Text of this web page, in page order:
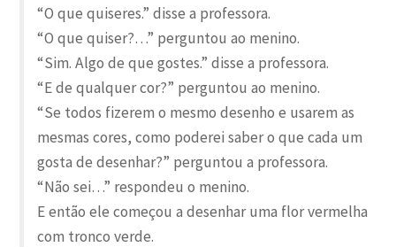
“O que quiseres.” disse a professora.
“O que quiser?…” perguntou ao menino.
“Sim. Algo de que gostes.” disse a professora.
“E de qualquer cor?” perguntou ao menino.
“Se todos fizerem o mesmo desenho e usarem as
mesmas cores, como poderei saber o que cada um
gosta de desenhar?” perguntou a professora.
“Não sei…” respondeu o menino.
E então ele começou a desenhar uma flor vermelha
com tronco verde.